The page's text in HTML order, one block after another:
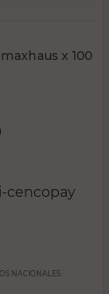
x 100
NACIONALES: